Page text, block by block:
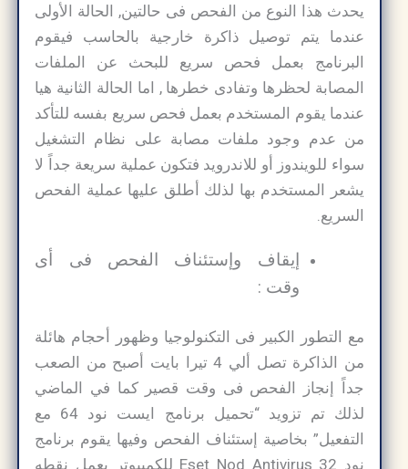
يحدث هذا النوع من الفحص فى حالتين, الحالة الأولى
عندما يتم توصيل ذاكرة خارجية بالحاسب فيقوم
البرنامج بعمل فحص سريع للبحث عن الملفات
المصابة لحظرها وتفادى خطرها , اما الحالة الثانية هيا
عندما يقوم المستخدم بعمل فحص سريع بفسه للتأكد
من عدم وجود ملفات مصابة على نظام التشغيل
سواء للويندوز أو للاندرويد فتكون عملية سريعة جداً لا
يشعر المستخدم بها لذلك أطلق عليها عملية الفحص
السريع.
إيقاف وإستئناف الفحص فى أى
وقت :
مع التطور الكبير فى التكنولوجيا وظهور أحجام هائلة
من الذاكرة تصل ألي 4 تيرا بايت أصبح من الصعب
جداً إنجاز الفحص فى وقت قصير كما في الماضي
لذلك تم تزويد “تحميل برنامج ايست نود 64 مع
التفعيل” بخاصية إستئناف الفحص وفيها يقوم برنامج
نود 32 Eset Nod Antivirus للكمبيوتر بعمل نقطه